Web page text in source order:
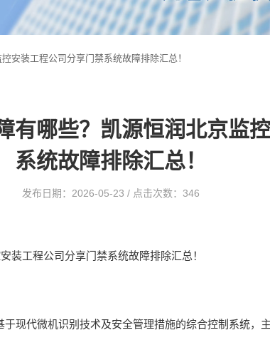
安装工程公司分享门禁系统故障排除汇总！
有哪些？凯源恒润北京监
系统故障排除汇总！
发布日期：2026-05-23 / 点击次数：346
装工程公司分享门禁系统故障排除汇总！
现代微机识别技术及安全管理措施的综合控制系统，